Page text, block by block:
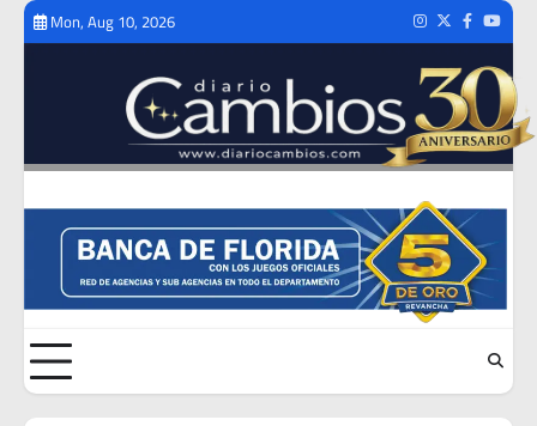
Skip
Mon, Aug 10, 2026 Instagram
TwitterFacebook